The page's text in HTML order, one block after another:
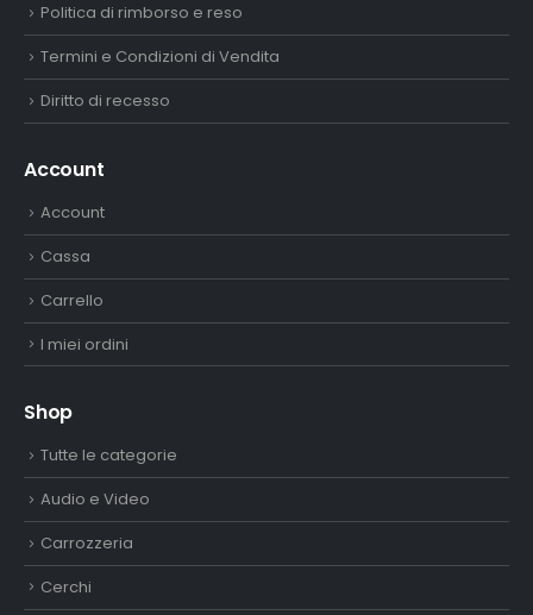
Politica di rimborso e reso
Termini e Condizioni di Vendita
Diritto di recesso
Account
Account
Cassa
Carrello
I miei ordini
Shop
Tutte le categorie
Audio e Video
Carrozzeria
Cerchi